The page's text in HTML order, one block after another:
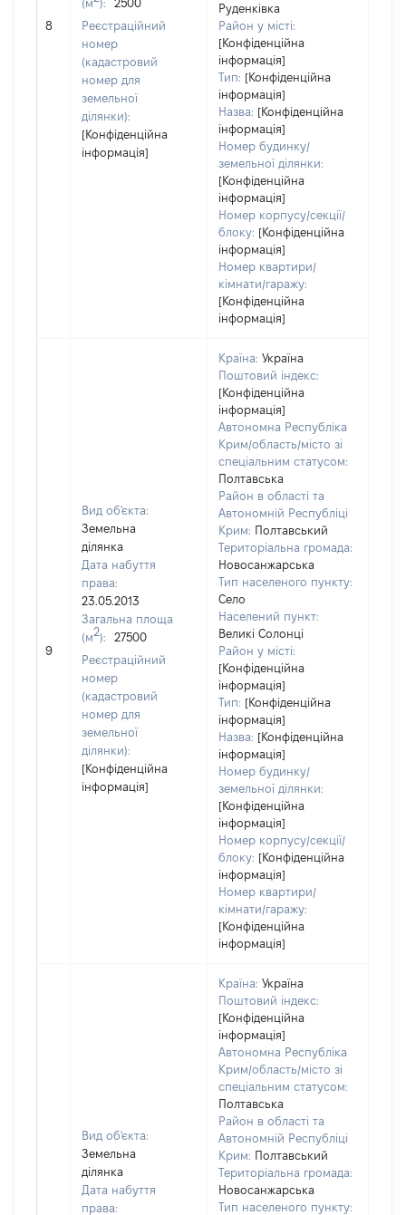
8
(м ):
2500
Реєстраційний
номер
(кадастровий
номер для
земельної
ділянки):
[Конфіденційна
інформація]
Руденківка
Район у місті:
[Конфіденційна
інформація]
Тип: [Конфіденційна
інформація]
Назва: [Конфіденційна
інформація]
Номер будинку/
земельної ділянки:
[Конфіденційна
інформація]
Номер корпусу/секції/
блоку: [Конфіденційна
інформація]
Номер квартири/
кімнати/гаражу:
[Конфіденційна
інформація]
9
Вид об'єкта:
Земельна
ділянка
Дата набуття
права:
23.05.2013
Загальна площа
(м2):
27500
Реєстраційний
номер
(кадастровий
номер для
земельної
ділянки):
[Конфіденційна
інформація]
Країна: Україна
Поштовий індекс:
[Конфіденційна
інформація]
Автономна Республіка
Крим/область/місто зі
спеціальним статусом:
Полтавська
Район в області та
Автономній Республіці
Крим: Полтавський
Територіальна громада:
Новосанжарська
Тип населеного пункту:
Село
Населений пункт:
Великі Солонці
Район у місті:
[Конфіденційна
інформація]
Тип: [Конфіденційна
інформація]
Назва: [Конфіденційна
інформація]
Номер будинку/
земельної ділянки:
[Конфіденційна
інформація]
Номер корпусу/секції/
блоку: [Конфіденційна
інформація]
Номер квартири/
кімнати/гаражу:
[Конфіденційна
інформація]
Вид об'єкта:
Земельна
ділянка
Дата набуття
права:
Країна: Україна
Поштовий індекс:
[Конфіденційна
інформація]
Автономна Республіка
Крим/область/місто зі
спеціальним статусом:
Полтавська
Район в області та
Автономній Республіці
Крим: Полтавський
Територіальна громада:
Новосанжарська
Тип населеного пункту: